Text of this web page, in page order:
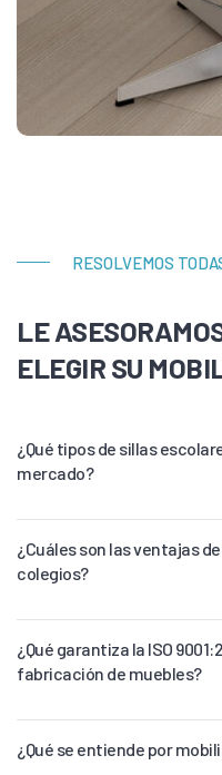
RESOLVEMOS
LE
ELEGIR SU
¿Qué tipos de sillas
mercado?
¿Cuáles son las ventajas
colegios?
¿Qué garantiza la ISO
fabricación de muebles?
¿Qué se entiende por